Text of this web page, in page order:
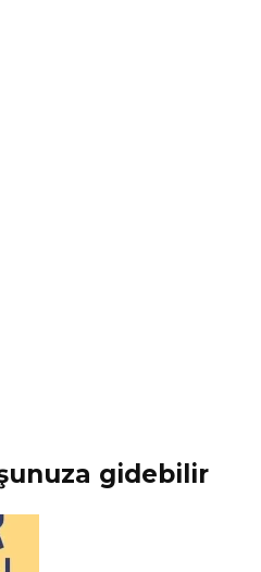
gidebilir